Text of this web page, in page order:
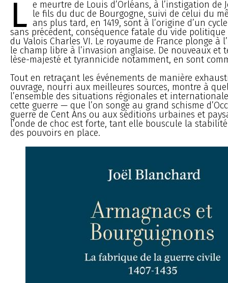
L e meurtre de Louis d’Orléans, à l’instigation de
le fils du duc de Bourgogne, suivi de celui du
ans plus tard, en 1419, sont à l’origine d’un
sans précédent, conséquence fatale du vide
du Valois Charles VI. Le royaume de France plonge à
le champ libre à l’invasion anglaise. De nouveaux et
lèse-majesté et tyrannicide notamment, en sont
Tout en retraçant les événements de manière
ouvrage, nourri aux meilleures sources, montre à
l’ensemble des situations régionales et
cette guerre — que l’on songe au grand schisme
guerre de Cent Ans ou aux séditions urbaines et
l’onde de choc est forte, tant elle bouscule la
des pouvoirs en place.